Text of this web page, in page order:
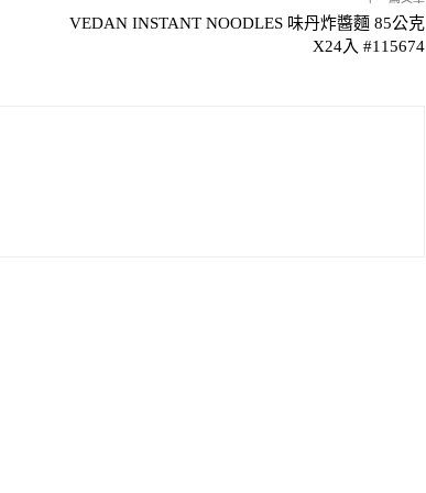
VEDAN INSTANT NOODLES 味丹炸醬麵 85公克
X24入 #115674